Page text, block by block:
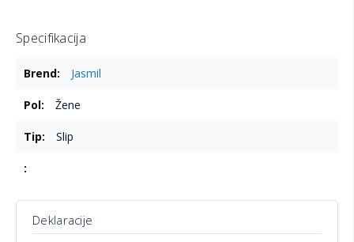
Specifikacija
informacijaJasmil
Žene
Slip
Deklaracije